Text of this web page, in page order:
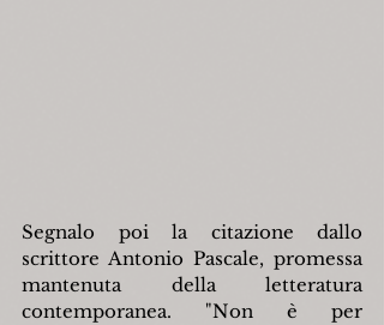
Segnalo poi la citazione dallo
scrittore Antonio Pascale, promessa
mantenuta della letteratura
contemporanea. "Non è per